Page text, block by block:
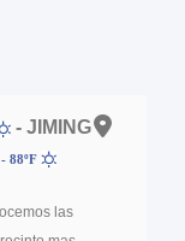
- JIMING
- 88ºF
las